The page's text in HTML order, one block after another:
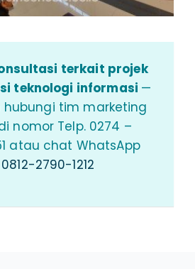
terkait projek
teknologi informasi —
hubungi tim marketing
nomor Telp. 0274 –
atau chat WhatsApp
0812-2790-1212